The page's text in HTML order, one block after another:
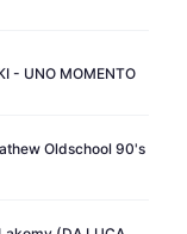
- UNO MOMENTO
Oldschool 90's